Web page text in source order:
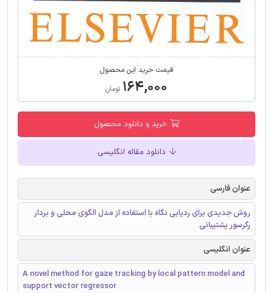
قیمت خرید این محصول
۱۶۴,۰۰۰ تومان
خرید و دانلود محصول
دانلود مقاله انگلیسی
عنوان فارسی
روش جدیدی برای ردیابی نگاه با استفاده از مدل الگوی محلی و بردار
رگرسور پشتیبانی
عنوان انگلیسی
A novel method for gaze tracking by local pattern model and
support vector regressor